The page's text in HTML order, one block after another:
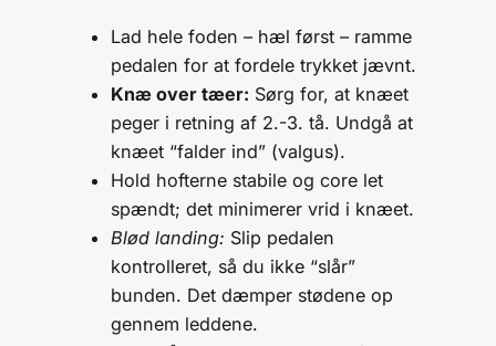
Lad hele foden – hæl først – ramme
pedalen for at fordele trykket jævnt.
Knæ over tæer: Sørg for, at knæet
peger i retning af 2.-3. tå. Undgå at
knæet “falder ind” (valgus).
Hold hofterne stabile og core let
spændt; det minimerer vrid i knæet.
Blød landing: Slip pedalen
kontrolleret, så du ikke “slår”
bunden. Det dæmper stødene op
gennem leddene.